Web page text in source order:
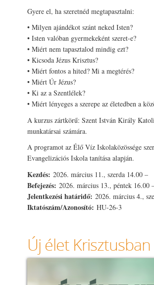
Gyere el, ha szeretnéd megtapasztalni:
• Milyen ajándékot szánt neked Isten?
• Isten valóban gyermekeként szeret-e?
• Miért nem tapasztalod mindig ezt?
• Kicsoda Jézus Krisztus?
• Miért fontos a hited? Mi a megtérés?
• Miért Úr Jézus?
• Ki az a Szentlélek?
• Miért lényeges a szerepe az életedben a
A kurzus zártkörű: Szent István Király
munkatársai számára.
A programot az Élő Víz Iskolaközössége
Evangelizációs Iskola tanítása alapján.
Kezdés: 2026. március 11., szerda 14.00 –
Befejezés: 2026. március 13., péntek 16.00
Jelentkezési határidő: 2026. március 4.,
Iktatószám/Azonosító: HU-26-3
Új élet